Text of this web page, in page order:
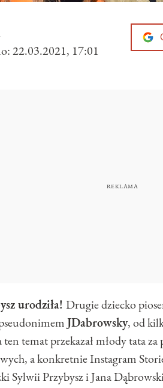
22.03.2021, 17:01
urodziła! Drugie dziecko
JDabrowsky, od
temat przekazał młody tata
a konkretnie Instagram
Sylwii Przybysz i Jana